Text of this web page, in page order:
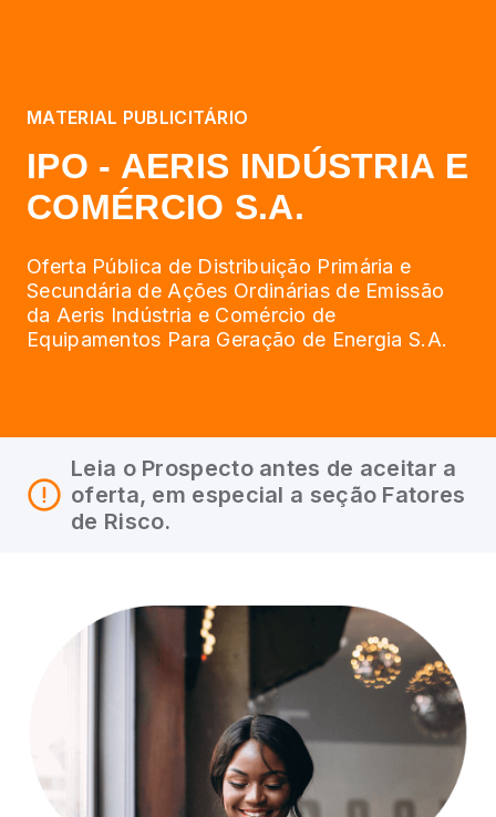
MATERIAL PUBLICITÁRIO
IPO - AERIS INDÚSTRIA E
COMÉRCIO S.A.
Oferta Pública de Distribuição Primária e
Secundária de Ações Ordinárias de Emissão
da Aeris Indústria e Comércio de
Equipamentos Para Geração de Energia S.A.
Leia o Prospecto antes de aceitar a
oferta, em especial a seção Fatores
de Risco.